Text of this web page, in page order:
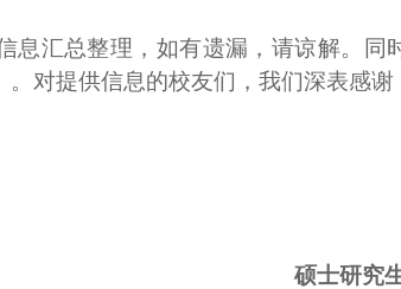
息汇总整理 ，如有遗漏，请谅解。同
。 对提供信息的校友们，我们深表感谢
硕士研究